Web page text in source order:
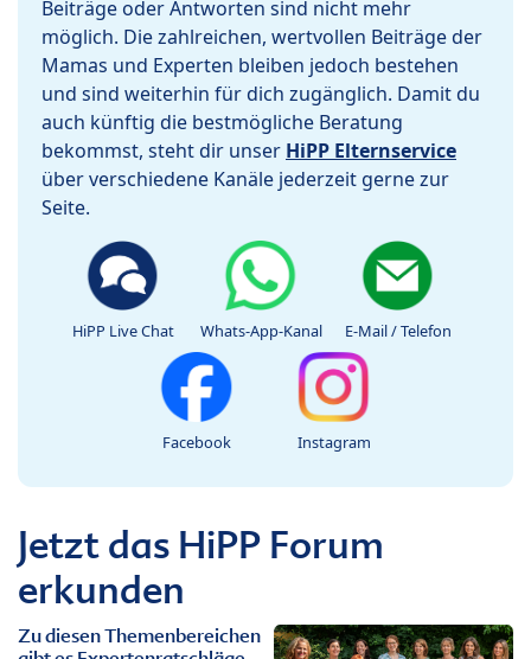
Beiträge oder Antworten sind nicht mehr
möglich. Die zahlreichen, wertvollen Beiträge der
Mamas und Experten bleiben jedoch bestehen
und sind weiterhin für dich zugänglich. Damit du
auch künftig die bestmögliche Beratung
bekommst, steht dir unser HiPP Elternservice
über verschiedene Kanäle jederzeit gerne zur
Seite.
HiPP Live Chat Whats-App-Kanal E-Mail / Telefon
Facebook Instagram
Jetzt das HiPP Forum
erkunden
Zu diesen Themenbereichen